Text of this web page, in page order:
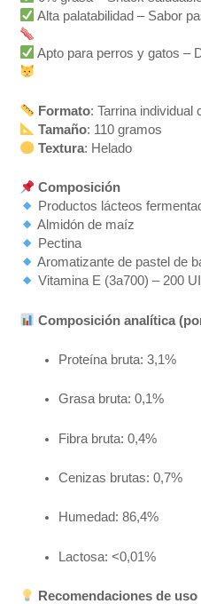
Alta palatabilidad – Sabor
Apto para perros y gatos –
Formato: Tarrina individual
Tamaño: 110 gramos
Textura: Helado
Composición
Productos lácteos
Almidón de maíz
Pectina
Aromatizante de pastel de
Vitamina E (3a700) – 200
Composición analítica
Proteína bruta: 3,1%
Grasa bruta: 0,1%
Fibra bruta: 0,4%
Cenizas brutas: 0,7%
Humedad: 86,4%
Lactosa: <0,01%
Recomendaciones de uso